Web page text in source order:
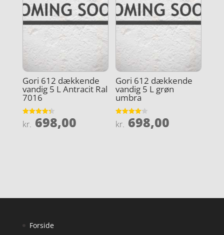
Gori 612 dækkende
vandig 5 L Antracit Ral
7016
Vurderet
4.3
kr. 698,00
Gori 612 dækkende
vandig 5 L grøn
umbra
Vurderet
4.1
kr. 698,00
Forside